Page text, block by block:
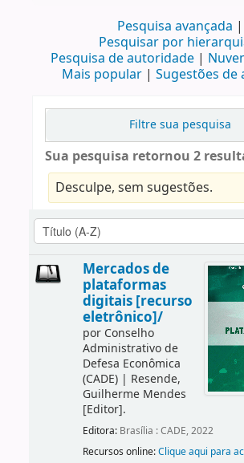
Pesquisa avançada
Pesquisar por
Pesquisa de autoridade
Mais popular
Sugestões de
Filtre sua pesquisa
Sua pesquisa retornou 2
Desculpe, sem sugestões.
Mercados de
plataformas
digitais [recurso
eletrônico]/
por Conselho
Administrativo de
Defesa Econômica
(CADE)| Resende,
Guilherme Mendes
[Editor].
Editora: Brasília : CADE, 2022
Recursos online:Clique aqui para